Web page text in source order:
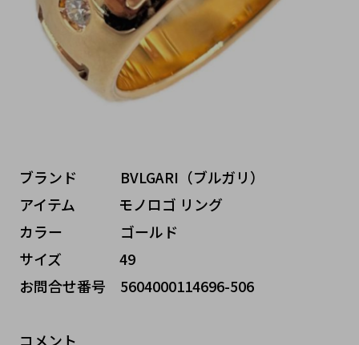
ブランド   BVLGARI（ブルガリ）
アイテム   モノロゴ リング
カラー    ゴールド
サイズ    49
お問合せ番号 5604000114696-506
コメント